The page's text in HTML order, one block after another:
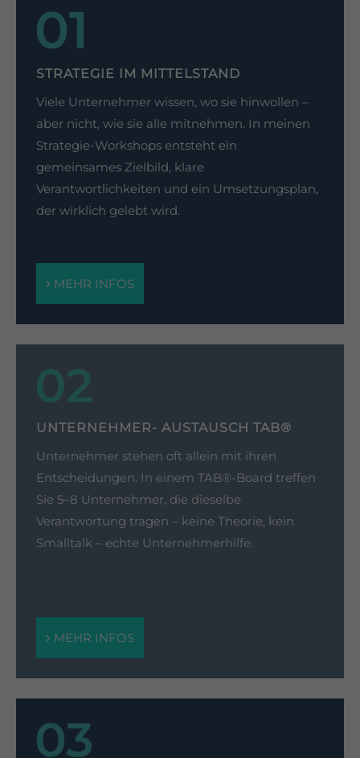
STRATEGIE IM MITTELSTAND
Viele Unternehmer wissen, wo sie hinwollen –
aber nicht, wie sie alle mitnehmen. In meinen
Strategie-Workshops entsteht ein
gemeinsames Zielbild, klare
Verantwortlichkeiten und ein Umsetzungsplan,
der wirklich gelebt wird.
MEHR INFOS
UNTERNEHMER- AUSTAUSCH TAB®
Unternehmer stehen oft allein mit ihren
Entscheidungen. In einem TAB®-Board treffen
Sie 5–8 Unternehmer, die dieselbe
Verantwortung tragen – keine Theorie, kein
Smalltalk – echte Unternehmerhilfe.
MEHR INFOS